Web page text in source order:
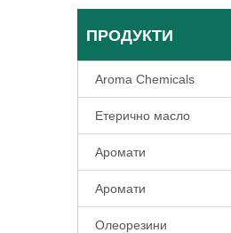
ПРОДУКТИ
Aroma Chemicals
Етерично масло
Аромати
Аромати
Олеорезини